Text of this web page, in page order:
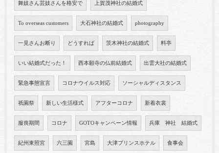
舞妓さん芸妓さんを格安で 上賀茂神社の結婚式
To overseas customers 大石神社の結婚式 photography
一見さんお断り どうすれば 茨木神社の結婚式 料亭
いい結婚式だった！ 西本願寺の仏前結婚式 出雲大社の結婚式
緊急事態宣言 コロナウイルス対応 ソーシャルディスタンス
祇園祭 新しい生活様式 アフターコロナ 新着衣裳
服喪期間 コロナ GOTOキャンペーン情報 兵庫 神社 結婚式
紀州東照宮 六三園 宮島 大津プリンスホテル 食事会